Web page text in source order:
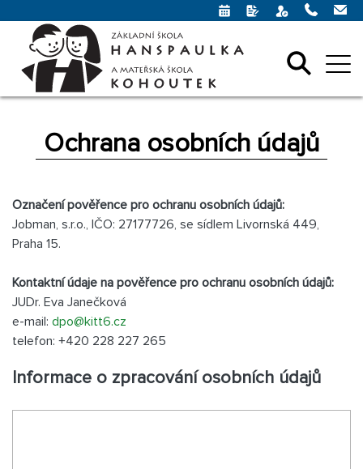
Ochrana osobních údajů
Označení pověřence pro ochranu osobních údajů:
Jobman, s.r.o., IČO: 27177726, se sídlem Livornská 449,
Praha 15.
Kontaktní údaje na pověřence pro ochranu osobních údajů:
JUDr. Eva Janečková
e-mail: dpo@kitt6.cz
telefon: +420 228 227 265
Informace o zpracování osobních údajů